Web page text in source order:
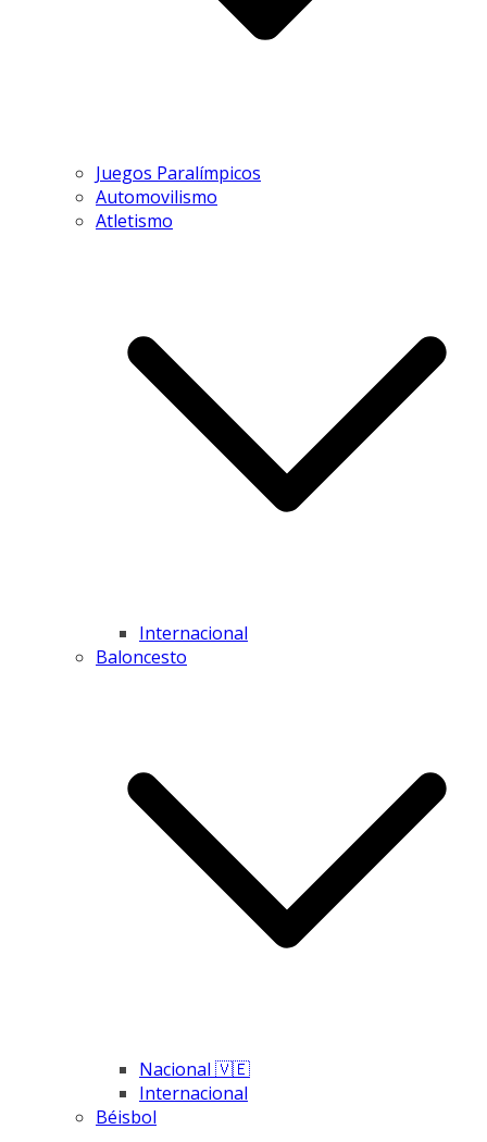
Juegos Paralímpicos
Automovilismo
Atletismo
Internacional
Baloncesto
Nacional 🇻🇪
Internacional
Béisbol